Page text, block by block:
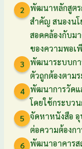
2
พัฒนาหลักสูตร
สำคัญ สนองนโ
สอดคล้องกับม
ของความพอเ
3
พัฒนาระบบกา
ตัวถูกต้องตาม
4 พัฒนาการวัดแ
โดยใช้กระบว
5 จัดหาหนังสือ
ต่อความต้องก
6 พัฒนาอาคารส